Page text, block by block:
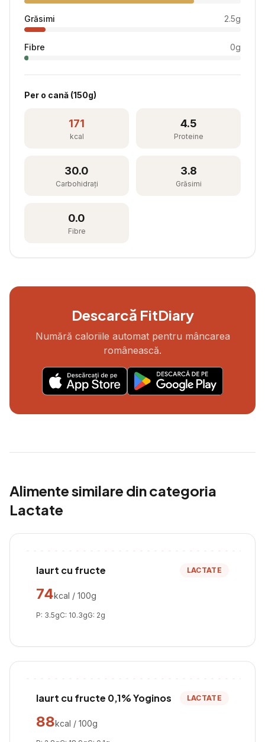
Grăsimi 2.5g
Fibre 0g
Per o cană (150g)
171
kcal
4.5
Proteine
30.0
Carbohidrați
3.8
Grăsimi
0.0
Fibre
Descarcă FitDiary
Numără caloriile automat pentru mâncarea
românească.
Alimente similare din categoria
Lactate
Iaurt cu fructe LACTATE
74kcal / 100g
P: 3.5gC: 10.3gG: 2g
Iaurt cu fructe 0,1% Yoginos LACTATE
88kcal / 100g